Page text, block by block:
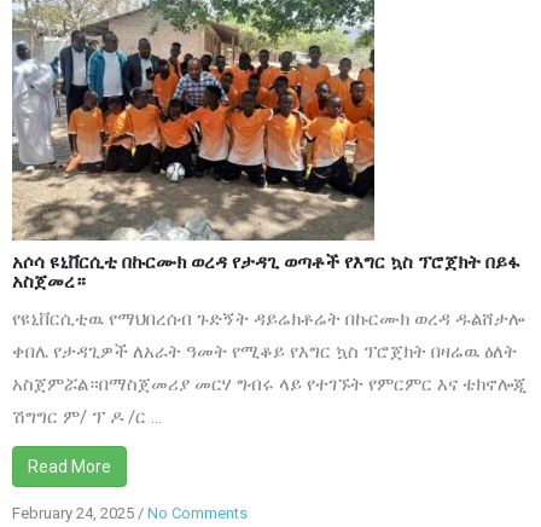
አሶሳ ዩኒቨርሲቲ በኩርሙክ ወረዳ የታዳጊ ወጣቶች የእግር ኳስ ፕሮጀክት በይፋ
አስጀመረ።
የዩኒቨርሲቲዉ የማህበረሰብ ጉድኝት ዳይሬክቶሬት በኩርሙክ ወረዳ ዱልሸታሎ
ቀበሌ የታዳጊዎች ለአራት ዓመት የሚቆይ የእግር ኳስ ፕሮጀክት በዛሬዉ ዕለት
አስጀምሯል።በማስጀመሪያ መርሃ ግብሩ ላይ የተገኙት የምርምር እና ቴክኖሎጂ
ሽግግር ም/ ፕ ዶ /ር ...
Read More
February 24, 2025 / No Comments
አሶሳ
ዩኒቨርሲቲ
በኩርሙክ
ወረዳ
የታዳጊ
ወጣቶች
የእግር
ኳስ
ፕሮጀክት
በይፋ